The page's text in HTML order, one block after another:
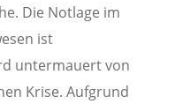
Die Notlage im
ist
untermauert von
Krise. Aufgrund